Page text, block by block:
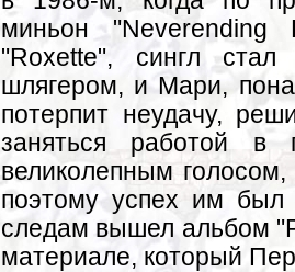
миньон
"Roxette", сингл
шлягером, и Мари,
потерпит неудачу,
заняться работой в
великолепным
поэтому успех им был
следам вышел альбом
материале, который Пер